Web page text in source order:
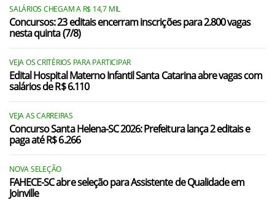
Imaruí/SC
Imbituba/SC
Jaguaruna/SC
Laguna/SC
Paulo Lopes/SC
Pedras Grandes/SC
Rio Fortuna/SC
Santa Rosa de Lima/SC
SALÁRIOS CHEGAM A R$ 14,7 MIL
Concursos: 23 editais encerram inscrições para 2.800 vagas
nesta quinta (7/8)
VEJA OS CRITÉRIOS PARA PARTICIPAR
Edital Hospital Materno Infantil Santa Catarina abre vagas com
salários de R$ 6.110
VEJA AS CARREIRAS
Concurso Santa Helena-SC 2026: Prefeitura lança 2 editais e
paga até R$ 6.266
NOVA SELEÇÃO
FAHECE-SC abre seleção para Assistente de Qualidade em
Joinville